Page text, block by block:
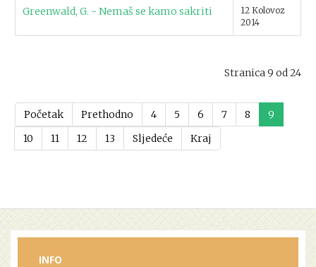
Greenwald, G. - Nemaš se kamo sakriti
12 Kolovoz
2014
Stranica 9 od 24
Početak Prethodno 4 5 6 7 8
9
10
11 12 13 Sljedeće Kraj
INFO